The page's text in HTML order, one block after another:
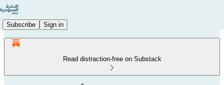
Subscribe Sign in
Read distraction-free on Substack